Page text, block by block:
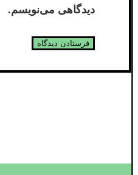
دیدگاهی می‌نویسم.